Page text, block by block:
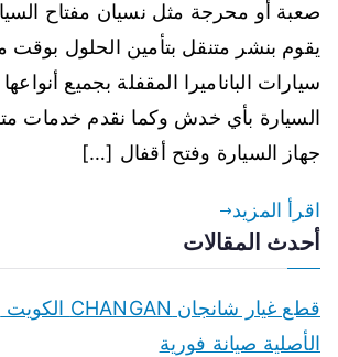
صعبة أو محرجة مثل نسيان مفتاح
يقوم بنشر متنقل بتأمين الحلول بوقت
سيارات الباناميرا المقفلة بجميع
السيارة بأي خدش وكما نقدم خدمات
جهاز السيارة وفتح أقفال […]
اقرأ المزيد
أحدث المقالات
الأصلية صيانة فورية